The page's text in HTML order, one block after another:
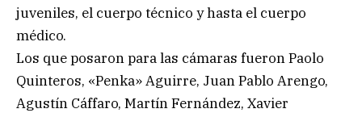
juveniles, el cuerpo técnico y hasta el cuerpo
médico.
Los que posaron para las cámaras fueron Paolo
Quinteros, «Penka» Aguirre, Juan Pablo Arengo,
Agustín Cáffaro, Martín Fernández, Xavier